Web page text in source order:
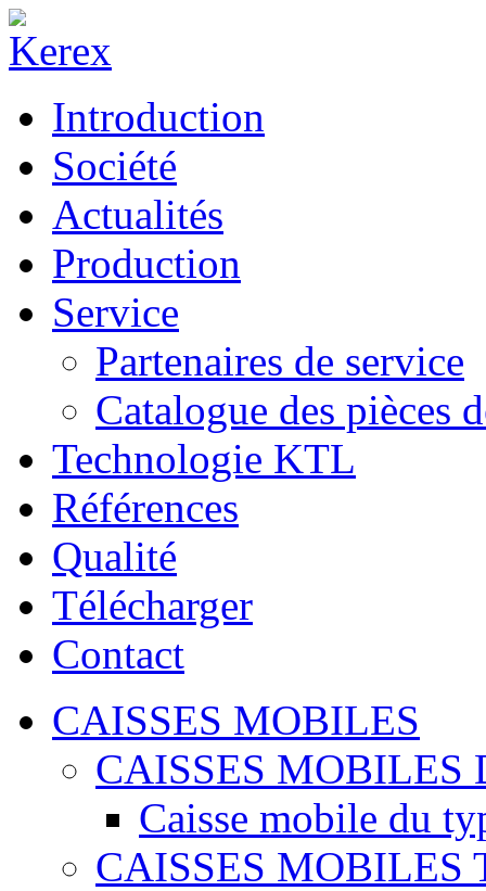
Introduction
Société
Actualités
Production
Service
Partenaires de service
Catalogue des pièces
Technologie KTL
Références
Qualité
Télécharger
Contact
CAISSES MOBILES
CAISSES MOBILES
Caisse mobile du
CAISSES MOBILES